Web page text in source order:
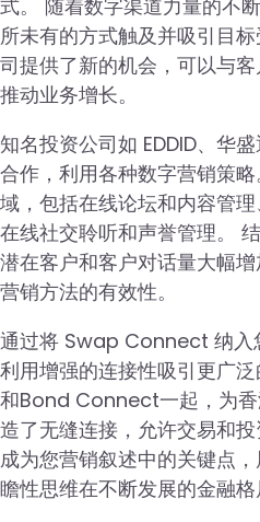
式。 随着数字渠道力量的不
所未有的方式触及并吸引目
司提供了新的机会，可以与
推动业务增长。
知名投资公司如 EDDID、华
合作，利用各种数字营销策
域，包括在线论坛和内容管理
在线社交聆听和声誉管理。
潜在客户和客户对话量大幅
营销方法的有效性。
通过将 Swap Connect 纳入
利用增强的连接性吸引更广
和Bond Connect一起，为
造了无缝连接，允许交易和
成为您营销叙述中的关键点
瞻性思维在不断发展的金融格